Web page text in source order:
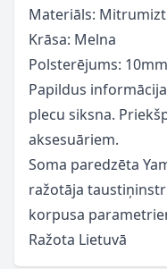
Materiāls:
Krāsa: Melna
Polsterējums:
Papildus
plecu siksna.
aksesuāriem.
Soma paredzēta
ražotāja
korpusa
Ražota Lietuvā